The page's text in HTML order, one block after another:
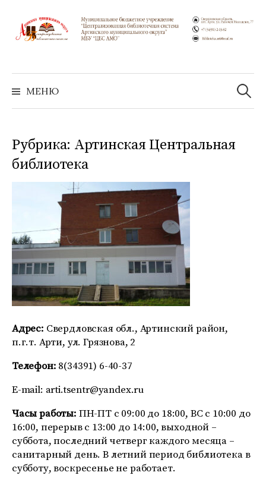
содержимому
МЕНЮ
Найти:
Рубрика: Артинская Центральная
библиотека
Адрес: Свердловская обл., Артинский район,
п.г.т. Арти, ул. Грязнова, 2
Телефон: 8(34391) 6-40-37
E-mail: arti.tsentr@yandex.ru
Часы работы: ПН-ПТ с 09:00 до 18:00, ВС с 10:00 до
16:00, перерыв с 13:00 до 14:00, выходной –
суббота, последний четверг каждого месяца –
санитарный день. В летний период библиотека в
субботу, воскресенье не работает.